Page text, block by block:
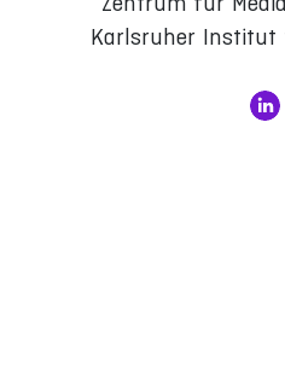
Karlsruher Institut